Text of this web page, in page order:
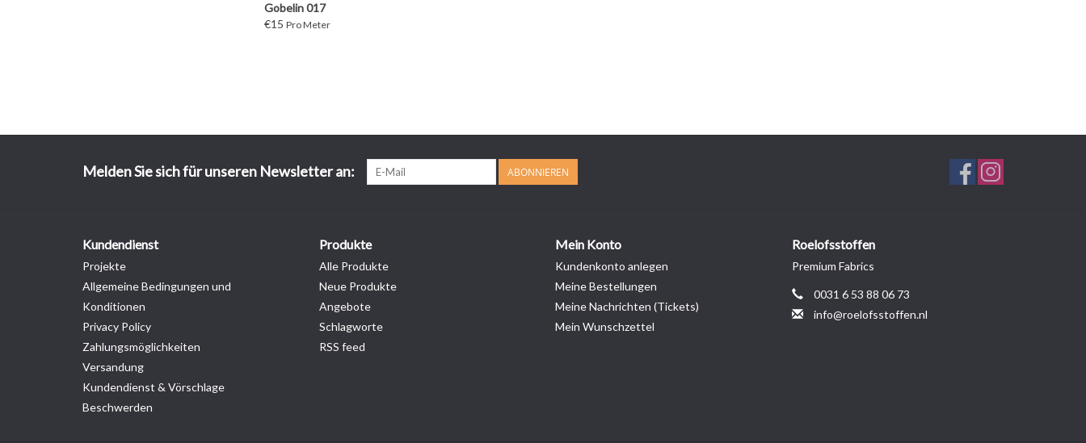
Gobelin 017
€15 Pro Meter
Melden Sie sich für unseren Newsletter an: ABONNIEREN
Kundendienst
Projekte
Allgemeine Bedingungen und
Konditionen
Privacy Policy
Zahlungsmöglichkeiten
Versandung
Kundendienst & Vörschlage
Beschwerden
Produkte
Alle Produkte
Neue Produkte
Angebote
Schlagworte
RSS feed
Mein Konto
Kundenkonto anlegen
Meine Bestellungen
Meine Nachrichten (Tickets)
Mein Wunschzettel
Roelofsstoffen
Premium Fabrics
0031 6 53 88 06 73
info@roelofsstoffen.nl